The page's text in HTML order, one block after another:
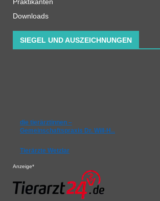
Downloads
SIEGEL UND AUSZEICHNUNGEN
die tierärztinnen –
Gemeinschaftspraxis Dr. Will-H…
Tierärzte Wetzlar
Anzeige*